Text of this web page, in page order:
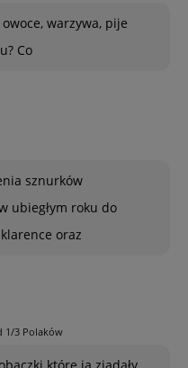
warzywa, pije
Co
sznurków
ubiegłym roku do
oraz
1/3 Polaków